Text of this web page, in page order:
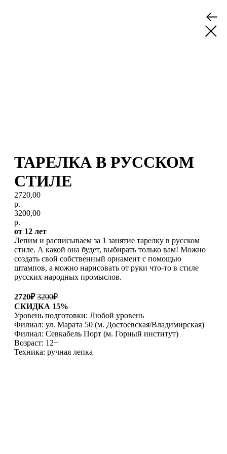
ТАРЕЛКА В РУССКОМ
СТИЛЕ
2720,00
р.
3200,00
р.
от 12 лет
Лепим и расписываем за 1 занятие тарелку в русском
стиле. А какой она будет, выбирать только вам! Можно
создать свой собственный орнамент с помощью
штампов, а можно нарисовать от руки что-то в стиле
русских народных промыслов.
2720₽3200₽
СКИДКА 15%
Уровень подготовки: Любой уровень
Филиал: ул. Марата 50 (м. Достоевская/Владимирская)
Филиал: Севкабель Порт (м. Горный институт)
Возраст: 12+
Техника: ручная лепка